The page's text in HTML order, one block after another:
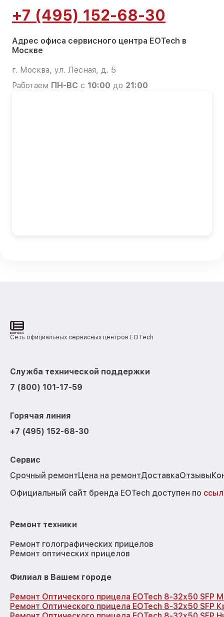
+7 (495) 152-68-30
Адрес офиса сервисного центра EOTech в
Москве
г. Москва, ул. Лесная, д. 5
Работаем ПН-ВС с 10:00 до 21:00
Сеть официальных сервисных центров EOTech
Служба технической поддержки
7 (800) 101-17-59
Горячая линия
+7 (495) 152-68-30
Сервис
Срочный ремонтЦена на ремонтДоставкаОтзывы
Официальный сайт бренда EOTech доступен по
Ремонт техники
Ремонт голографических прицелов
Ремонт оптических прицелов
Филиал в Вашем городе
Ремонт Оптического прицела EOTech 8-32x50 SFP
Ремонт Оптического прицела EOTech 8-32x50 SFP